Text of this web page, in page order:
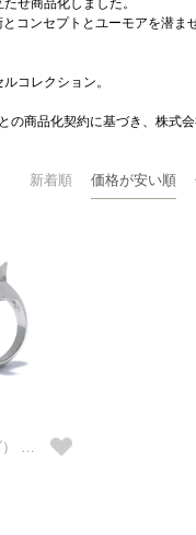
せ商品化しました。
コンセプトとユーモアを潜ま
コレクション。
の商品化契約に基づき、株式
価格が安い順
新着順
JAWS（ジョーズ） シャークリング/指輪